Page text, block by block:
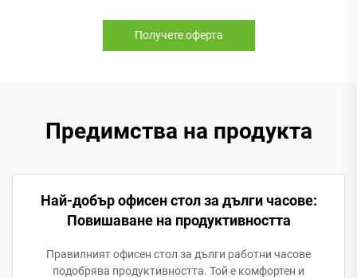
Получете оферта
Предимства на продукта
Най-добър офисен стол за дълги часове:
Повишаване на продуктивността
Правилният офисен стол за дълги работни часове
подобрява продуктивността. Той е комфортен и